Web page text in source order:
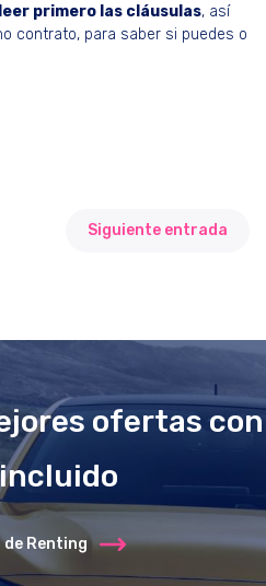
leer primero las cláusulas, así
contrato, para saber si puedes o
Siguiente entrada
ofertas con
de Renting